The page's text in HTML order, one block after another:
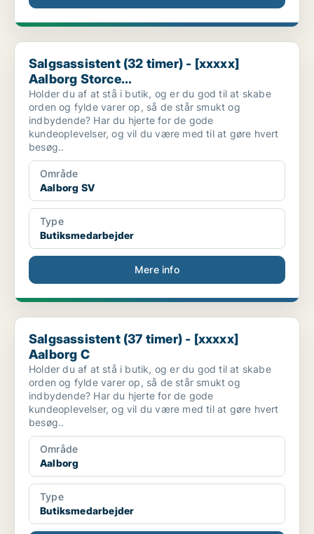
Salgsassistent (32 timer) - [xxxxx] Aalborg Storce...
Salgsassistent (32 timer) - [xxxxx]
Aalborg Storce...
Holder du af at stå i butik, og er du god til at skabe
orden og fylde varer op, så de står smukt og
indbydende? Har du hjerte for de gode
kundeoplevelser, og vil du være med til at gøre hvert
besøg..
Område
Aalborg SV
Type
Butiksmedarbejder
Mere info
Salgsassistent (37 timer) - [xxxxx] Aalborg C
Salgsassistent (37 timer) - [xxxxx]
Aalborg C
Holder du af at stå i butik, og er du god til at skabe
orden og fylde varer op, så de står smukt og
indbydende? Har du hjerte for de gode
kundeoplevelser, og vil du være med til at gøre hvert
besøg..
Område
Aalborg
Type
Butiksmedarbejder